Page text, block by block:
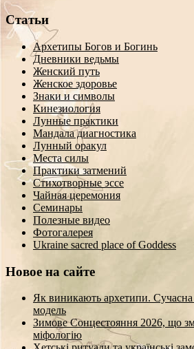
Статьи
Архетипы Богов и Богинь
Дневники ведьмы
Женский путь
Женское здоровье
Знаки и символы
Кинезиология
Лунные практики
Мандала диагностика
Лунный оракул
Места силы
Практики затмений
Стихотворные эссе
Чайная церемония
Семинары
Полезные видео
Фотогалерея
Ukraine sacred place of Goddess
Новое на сайте
Як виникають архетипи. Сучасна
модель
Зимове Сонцестояння 2026, що
міфологію